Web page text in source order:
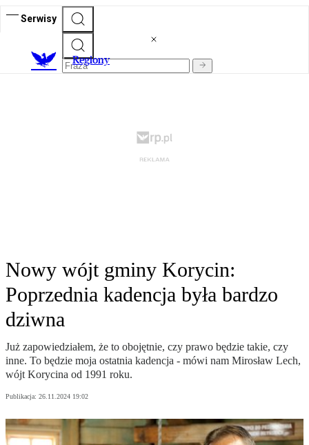
Serwisy
Regiony
Nowy wójt gminy Korycin:
Poprzednia kadencja była bardzo
dziwna
Już zapowiedziałem, że to obojętnie, czy prawo będzie takie, czy
inne. To będzie moja ostatnia kadencja - mówi nam Mirosław Lech,
wójt Korycina od 1991 roku.
Publikacja: 26.11.2024 19:02